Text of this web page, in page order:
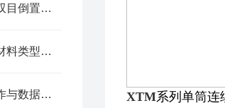
模块化设计理念下的双目倒置金相显微镜
低温冲击试验机适用材料类型及测试目的
低温冲击试验机的操作与数据分析要点 XTM系列单筒连